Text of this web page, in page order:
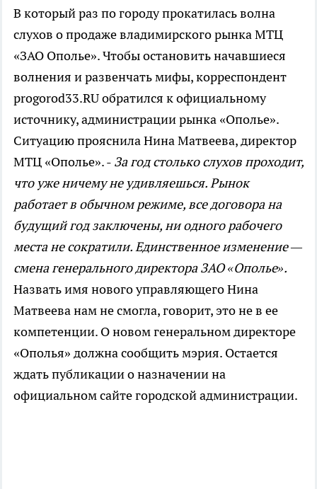
В который раз по городу прокатилась волна
слухов о продаже владимирского рынка МТЦ
«ЗАО Ополье». Чтобы остановить начавшиеся
волнения и развенчать мифы, корреспондент
progorod33.RU обратился к официальному
источнику, администрации рынка «Ополье».
Ситуацию прояснила Нина Матвеева, директор
МТЦ «Ополье». - За год столько слухов проходит,
что уже ничему не удивляешься. Рынок
работает в обычном режиме, все договора на
будущий год заключены, ни одного рабочего
места не сократили. Единственное изменение —
смена генерального директора ЗАО «Ополье».
Назвать имя нового управляющего Нина
Матвеева нам не смогла, говорит, это не в ее
компетенции. О новом генеральном директоре
«Ополья» должна сообщить мэрия. Остается
ждать публикации о назначении на
официальном сайте городской администрации.